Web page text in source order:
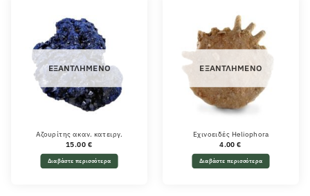
ΕΞΑΝΤΛΗΜΈΝΟ
Αζουρίτης ακαν. κατειργ.
15.00 €
Διαβάστε περισσότερα
ΕΞΑΝΤΛΗΜΈΝΟ
Εχινοειδές Heliophora
4.00€
Διαβάστε περισσότερα